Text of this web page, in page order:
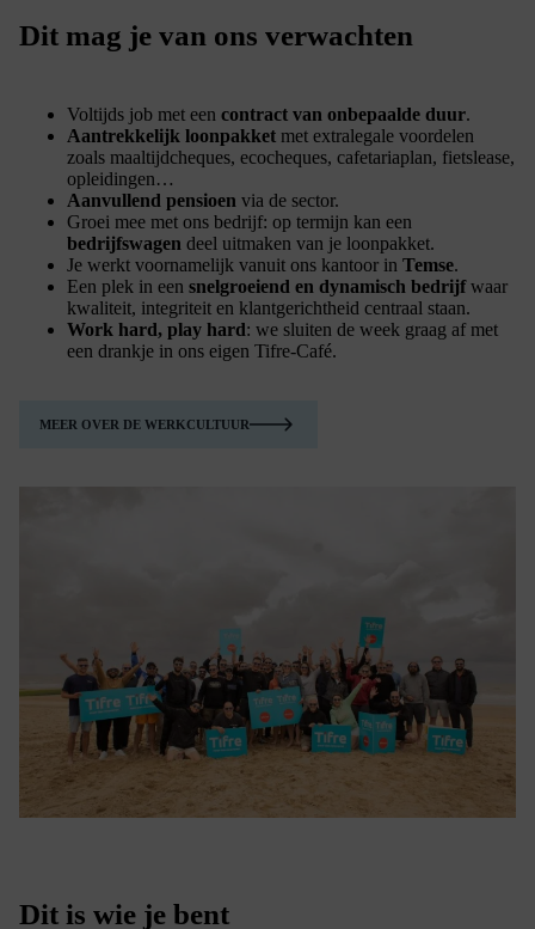
Dit mag je van ons verwachten
Voltijds job met een contract van onbepaalde duur.
Aantrekkelijk loonpakket met extralegale voordelen
zoals maaltijdcheques, ecocheques, cafetariaplan, fietslease,
opleidingen…
Aanvullend pensioen via de sector.
Groei mee met ons bedrijf: op termijn kan een
bedrijfswagen deel uitmaken van je loonpakket.
Je werkt voornamelijk vanuit ons kantoor in Temse.
Een plek in een snelgroeiend en dynamisch bedrijfwaar
kwaliteit, integriteit en klantgerichtheid centraal staan.
Work hard, play hard: we sluiten de week graag af met
een drankje in ons eigen Tifre-Café.
MEER OVER DE WERKCULTUUR
Dit is wie je bent